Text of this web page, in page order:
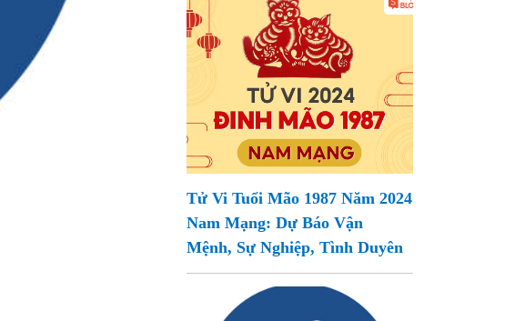
Tử Vi Tuổi Mão 1987 Năm 2024
Nam Mạng: Dự Báo Vận
Mệnh, Sự Nghiệp, Tình Duyên